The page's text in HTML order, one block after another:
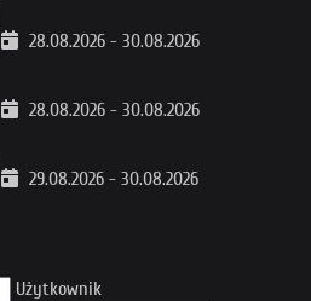
28.08.2026 - 30.08.2026
28.08.2026 - 30.08.2026
29.08.2026 - 30.08.2026
Użytkownik